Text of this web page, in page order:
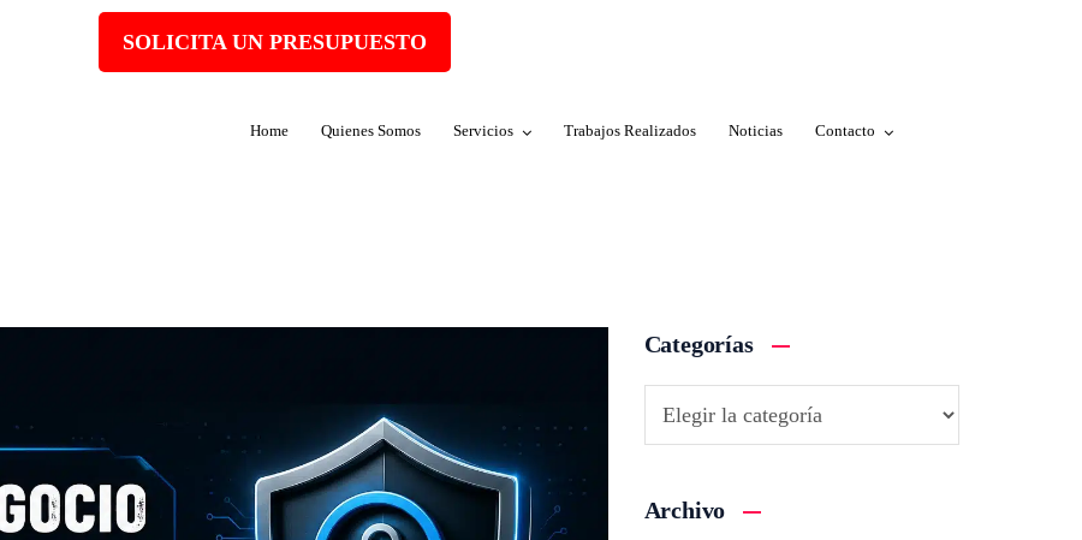
SOLICITA UN PRESUPUESTO
Home Quienes Somos Servicios Trabajos Realizados Noticias Contacto
Categorías
Archivo